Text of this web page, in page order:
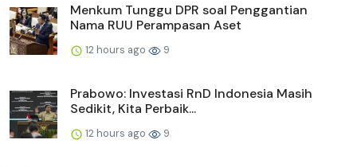
Menkum Tunggu DPR soal Penggantian
Nama RUU Perampasan Aset
12 hours ago 9
Prabowo: Investasi RnD Indonesia Masih
Sedikit, Kita Perbaik...
12 hours ago 9